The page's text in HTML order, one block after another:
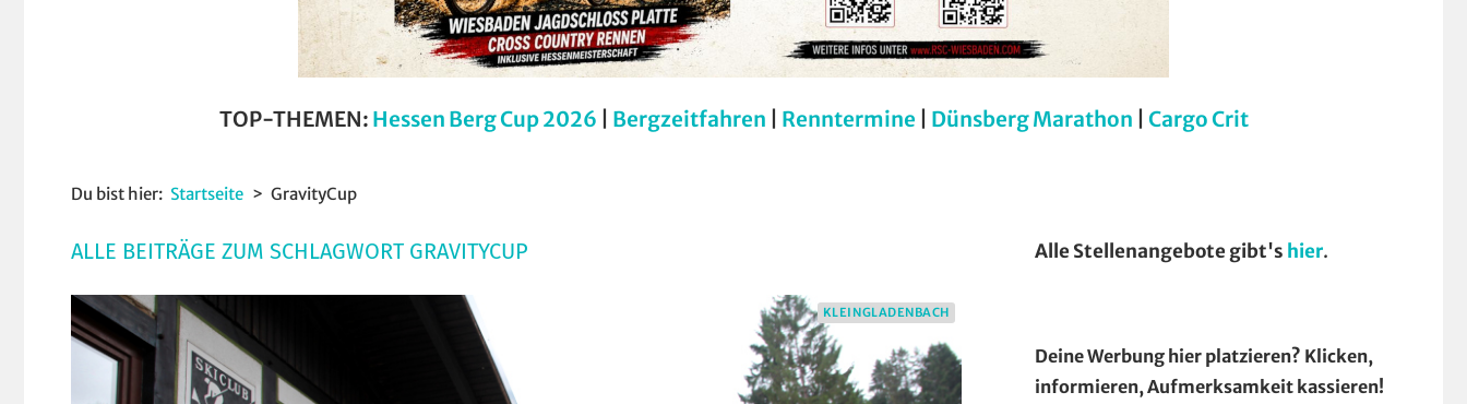
TOP-THEMEN: Hessen Berg Cup 2026 Bergzeitfahren Renntermine Dünsberg Marathon Cargo Crit
Du bist hier: Startseite GravityCup
ALLE BEITRÄGE ZUM SCHLAGWORT GRAVITYCUP
KLEINGLADENBACH
Alle Stellenangebote gibt's hier.
Deine Werbung hier platzieren? Klicken,
informieren, Aufmerksamkeit kassieren!